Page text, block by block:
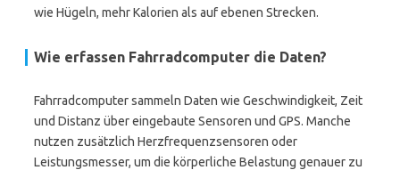
wie Hügeln, mehr Kalorien als auf ebenen Strecken.
Wie erfassen Fahrradcomputer die Daten?
Fahrradcomputer sammeln Daten wie Geschwindigkeit, Zeit
und Distanz über eingebaute Sensoren und GPS. Manche
nutzen zusätzlich Herzfrequenzsensoren oder
Leistungsmesser, um die körperliche Belastung genauer zu